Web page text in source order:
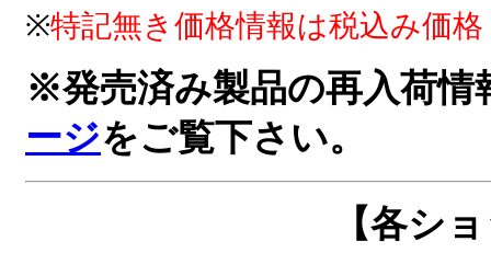
※特記無き価格情報は税込み価
※発売済み製品の再入荷情
ージをご覧下さい。
【各シ